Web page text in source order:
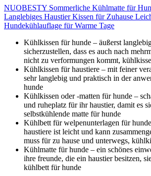
NUOBESTY Sommerliche Kühlmatte für
Langlebiges Haustier Kissen für Zuhause
Hundekühlauflage für Warme Tage
Kühlkissen für hunde – äußerst
sicherzustellen, dass es auch nach
nicht zu verformungen kommt,
Kühlkissen für haustiere – mit feiner
sehr langlebig und praktisch in der
hunde
Kühlkissen oder -matten für hunde –
und ruheplatz für ihr haustier, damit es
selbstkühlende matte für hunde
Kühlbett für welpenunterlagen für
haustiere ist leicht und kann
muss für zu hause und unterwegs,
Kühlmatte für hunde – ein schönes
ihre freunde, die ein haustier besitzen,
kühlbett für hunde